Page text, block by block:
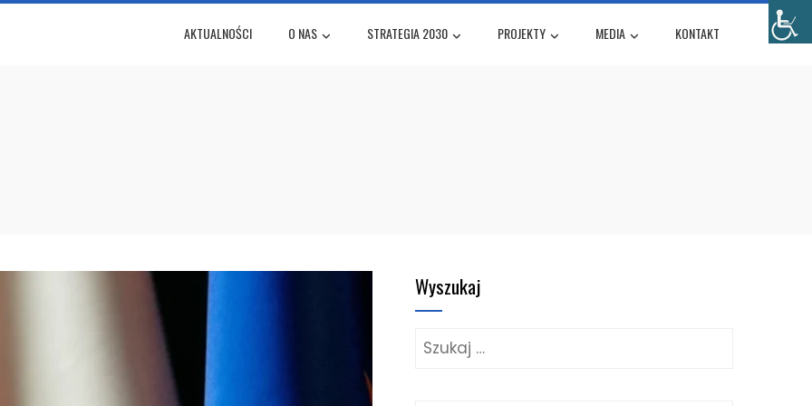
AKTUALNOŚCI O NAS STRATEGIA 2030 PROJEKTY MEDIA KONTAKT
Wyszukaj
Szukaj: